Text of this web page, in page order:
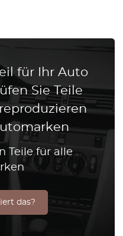
für Ihr Auto
Sie Teile
Teile für alle
das?